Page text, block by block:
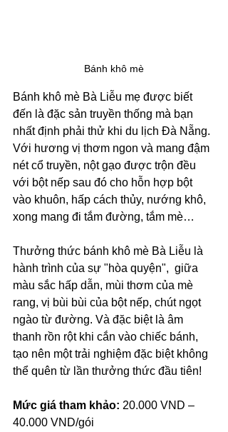
Bánh khô mè
Bánh khô mè Bà Liễu mẹ được biết
đến là đặc sản truyền thống mà bạn
nhất định phải thử khi du lịch Đà Nẵng.
Với hương vị thơm ngon và mang đậm
nét cổ truyền, nột gạo được trộn đều
với bột nếp sau đó cho hỗn hợp bột
vào khuôn, hấp cách thủy, nướng khô,
xong mang đi tắm đường, tắm mè…
Thưởng thức bánh khô mè Bà Liễu là
hành trình của sự "hòa quyện",  giữa
màu sắc hấp dẫn, mùi thơm của mè
rang, vị bùi bùi của bột nếp, chút ngọt
ngào từ đường. Và đặc biệt là âm
thanh rồn rột khi cắn vào chiếc bánh,
tạo nên một trải nghiệm đặc biệt không
thể quên từ lần thưởng thức đầu tiên!
Mức giá tham khảo: 20.000 VND –
40.000 VND/gói